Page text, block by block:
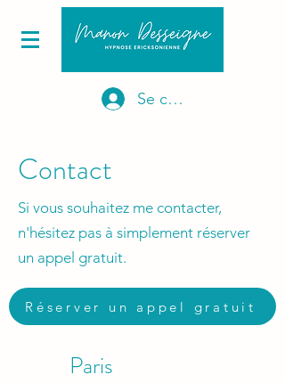
Se connecter
Contact
Si vous souhaitez me contacter,
n'hésitez pas à simplement réserver
un appel gratuit.
Réserver un appel gratuit
Paris